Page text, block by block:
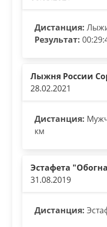
Дистанция:
Результат:
Лыжня России
28.02.2021
Дистанция:
км
Эстафета
31.08.2019
Дистанция: